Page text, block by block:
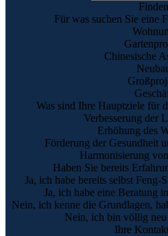
Finden
Für was suchen Sie eine
Chinesische
Was sind Ihre Hauptziele für
Verbesserung der
Erhöhung des
Förderung der Gesundheit
Harmonisierung
Haben Sie bereits
Ja, ich habe bereits selbst
Ja, ich habe eine Beratung
Nein, ich kenne die Grundlagen,
Nein, ich bin völlig neu
Ihre